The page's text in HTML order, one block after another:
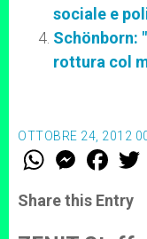
sociale e
Schönborn:
rottura col
OTTOBRE 24, 2012
W
t
s
M
e
s
e
F
a
e
b
Share this Entry